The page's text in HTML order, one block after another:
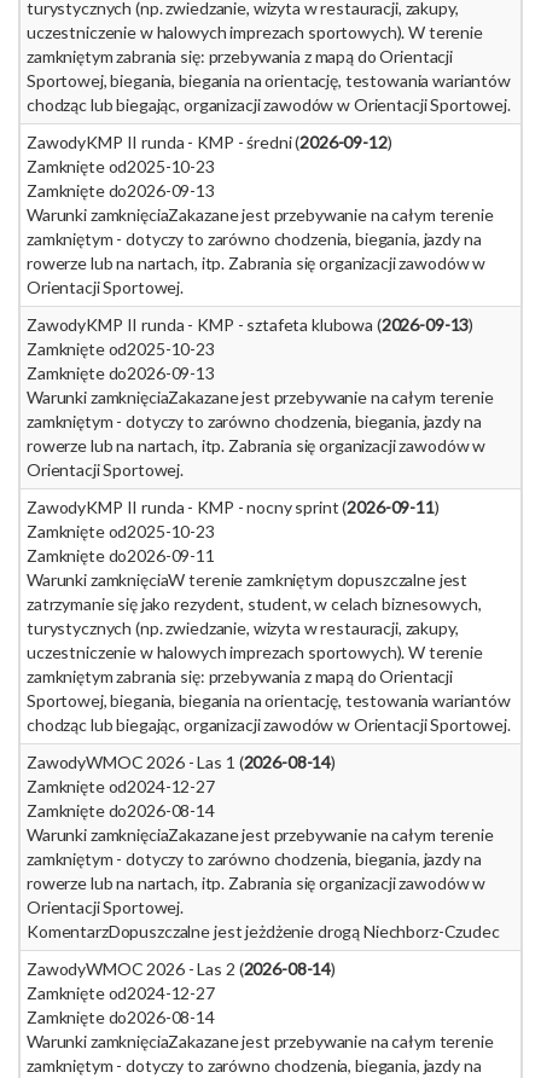
turystycznych (np. zwiedzanie, wizyta w restauracji, zakupy,
uczestniczenie w halowych imprezach sportowych). W terenie
zamkniętym zabrania się: przebywania z mapą do Orientacji
Sportowej, biegania, biegania na orientację, testowania wariantów
chodząc lub biegając, organizacji zawodów w Orientacji Sportowej.
ZawodyKMP II runda - KMP - średni (2026-09-12)
Zamknięte od2025-10-23
Zamknięte do2026-09-13
Warunki zamknięciaZakazane jest przebywanie na całym terenie
zamkniętym - dotyczy to zarówno chodzenia, biegania, jazdy na
rowerze lub na nartach, itp. Zabrania się organizacji zawodów w
Orientacji Sportowej.
ZawodyKMP II runda - KMP - sztafeta klubowa (2026-09-13)
Zamknięte od2025-10-23
Zamknięte do2026-09-13
Warunki zamknięciaZakazane jest przebywanie na całym terenie
zamkniętym - dotyczy to zarówno chodzenia, biegania, jazdy na
rowerze lub na nartach, itp. Zabrania się organizacji zawodów w
Orientacji Sportowej.
ZawodyKMP II runda - KMP - nocny sprint (2026-09-11)
Zamknięte od2025-10-23
Zamknięte do2026-09-11
Warunki zamknięciaW terenie zamkniętym dopuszczalne jest
zatrzymanie się jako rezydent, student, w celach biznesowych,
turystycznych (np. zwiedzanie, wizyta w restauracji, zakupy,
uczestniczenie w halowych imprezach sportowych). W terenie
zamkniętym zabrania się: przebywania z mapą do Orientacji
Sportowej, biegania, biegania na orientację, testowania wariantów
chodząc lub biegając, organizacji zawodów w Orientacji Sportowej.
ZawodyWMOC 2026 - Las 1 (2026-08-14)
Zamknięte od2024-12-27
Zamknięte do2026-08-14
Warunki zamknięciaZakazane jest przebywanie na całym terenie
zamkniętym - dotyczy to zarówno chodzenia, biegania, jazdy na
rowerze lub na nartach, itp. Zabrania się organizacji zawodów w
Orientacji Sportowej.
KomentarzDopuszczalne jest jeżdżenie drogą Niechborz-Czudec
ZawodyWMOC 2026 - Las 2 (2026-08-14)
Zamknięte od2024-12-27
Zamknięte do2026-08-14
Warunki zamknięciaZakazane jest przebywanie na całym terenie
zamkniętym - dotyczy to zarówno chodzenia, biegania, jazdy na